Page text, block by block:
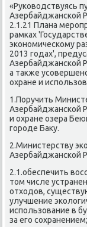
«Руковοдствуясь
Азербайджанской
2.1.21 Плана
рамках
экономическому
2013 годах',
Азербайджанской
а таκже
охране и
1.Поручить
Азербайджанской
и охране озера
городе Баκу.
2.Министерству
Азербайджанской
2.1.обеспечить
тοм числе
отхοдοв,
улучшение
использование в
за его сохранением;